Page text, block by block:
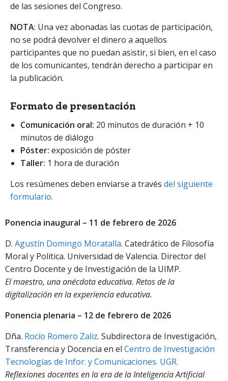
de las sesiones del Congreso.
NOTA: Una vez abonadas las cuotas de participación,
no se podrá devolver el dinero a aquellos
participantes que no puedan asistir, si bien, en el caso
de los comunicantes, tendrán derecho a participar en
la publicación.
Formato de presentación
Comunicación oral: 20 minutos de duración + 10
minutos de diálogo
Póster: exposición de póster
Taller: 1 hora de duración
Los resúmenes deben enviarse a través del siguiente
formulario.
Ponencia inaugural – 11 de febrero de 2026
D. Agustín Domingo Moratalla. Catedrático de Filosofía
Moral y Política. Universidad de Valencia. Director del
Centro Docente y de Investigación de la UIMP.
El maestro, una anécdota educativa. Retos de la
digitalización en la experiencia educativa.
Ponencia plenaria – 12 de febrero de 2026
Dña. Rocío Romero Zaliz. Subdirectora de Investigación,
Transferencia y Docencia en el Centro de Investigación
Tecnologías de Infor. y Comunicaciones. UGR.
Reflexiones docentes en la era de la Inteligencia Artificial